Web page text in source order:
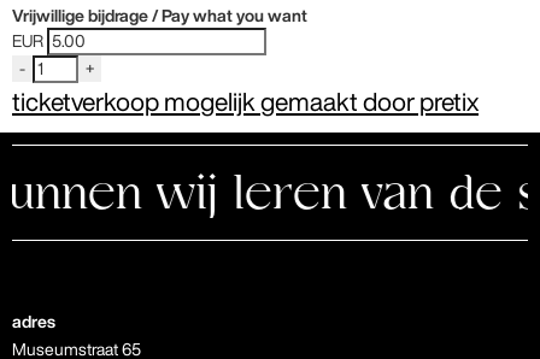
Vrijwillige bijdrage / Pay what you want
EUR
-
+
ticketverkoop mogelijk gemaakt door pretix
wij leren van de
adres
Museumstraat 65